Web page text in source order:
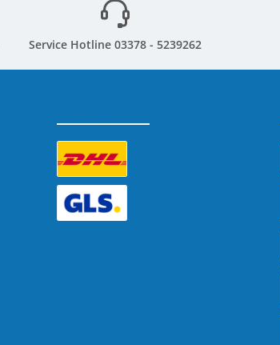
Service Hotline 03378 - 5239262
Benutzerdefiniertes Bild 1